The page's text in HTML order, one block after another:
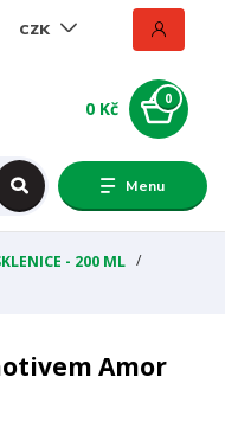
Menu
CZK
0
0 Kč
- 200 ML
Amor